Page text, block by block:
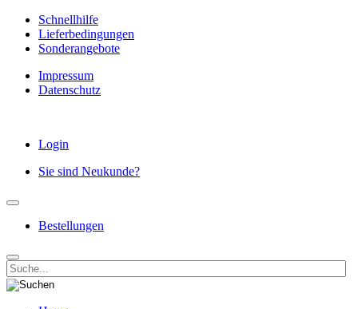
Schnellhilfe
Lieferbedingungen
Sonderangebote
Impressum
Datenschutz
Login
Sie sind Neukunde?
Bestellungen